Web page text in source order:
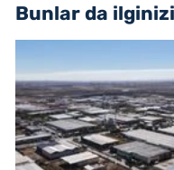
Bunlar da